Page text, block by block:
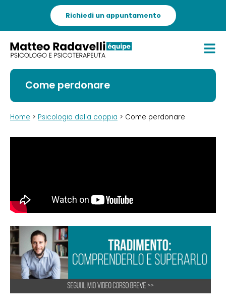
Richiedi un appuntamento
Come perdonare
Home > Psicologia della coppia > Come perdonare